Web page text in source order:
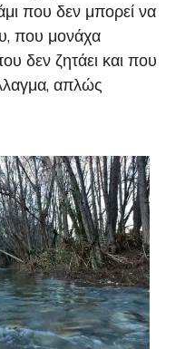
που δεν μπορεί να
που μονάχα
δεν ζητάει και που
απλώς